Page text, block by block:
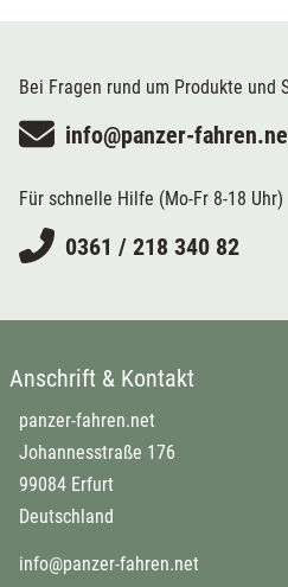
Bei Fragen rund um Produkte und
info@panzer-
Für schnelle Hilfe (Mo-Fr 8-18 Uhr)
0361 / 218 340 82
Anschrift & Kontakt
panzer-fahren.net
Johannesstraße 176
99084 Erfurt
Deutschland
info@panzer-fahren.net